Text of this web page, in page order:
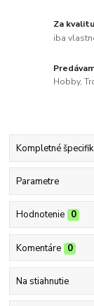
Za
iba
Hobby,
Kompletné
Parametre
Hodnotenie 0
Komentáre 0
Na stiahnutie